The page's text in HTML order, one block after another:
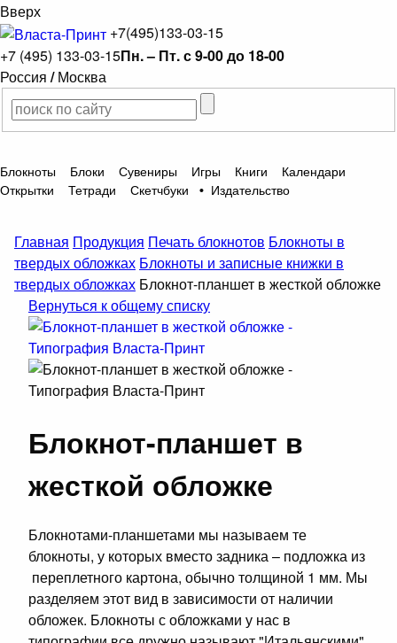
Вверх
+7(495)133-03-15
+7 (495) 133-03-15Пн. – Пт. с 9-00 до 18-00
Россия / Москва
Блокноты Блоки Сувениры Игры Книги
Календари
Открытки
Тетради Скетчбуки • Издательство
Главная Продукция Печать блокнотов Блокноты в
твердых обложках Блокноты и записные книжки в
твердых обложках Блокнот-планшет в жесткой обложке
Вернуться к общему списку
Блокнот-планшет в
жесткой обложке
Блокнотами-планшетами мы называем те
блокноты, у которых вместо задника – подложка из
переплетного картона, обычно толщиной 1 мм. Мы
разделяем этот вид в зависимости от наличии
обложек. Блокноты с обложками у нас в